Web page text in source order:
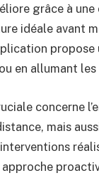
grâce à
idéale avant
en allumant
concerne
mais